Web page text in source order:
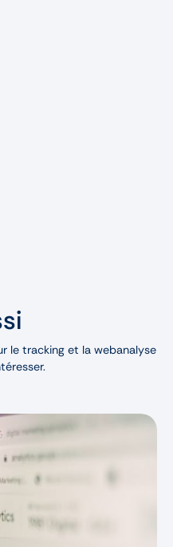
le tracking et la webanalyse